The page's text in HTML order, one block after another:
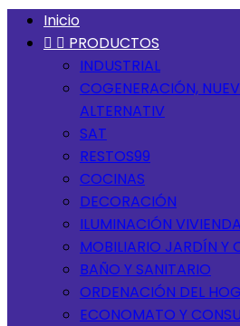
Inicio
  PRODUCTOS
INDUSTRIAL
COGENERACIÓN,
ALTERNATIV
SAT
RESTOS99
COCINAS
DECORACIÓN
ILUMINACIÓN
MOBILIARIO JARDÍN Y
BAÑO Y SANITARIO
ORDENACIÓN DEL
ECONOMATO Y